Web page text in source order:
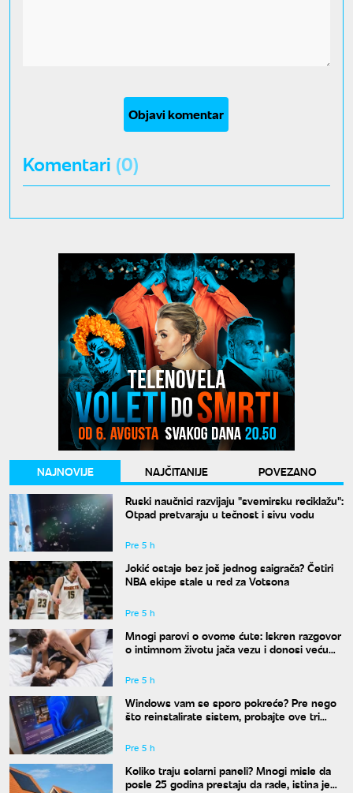
Objavi komentar
Komentari (0)
NAJNOVIJE NAJČITANIJE
POVEZANO
Ruski naučnici razvijaju "svemirsku reciklažu":
Otpad pretvaraju u tečnost i sivu vodu
Pre 5 h
Jokić ostaje bez još jednog saigrača? Četiri
NBA ekipe stale u red za Votsona
Pre 5 h
Mnogi parovi o ovome ćute: Iskren razgovor
o intimnom životu jača vezu i donosi veću
Pre 5 h
Windows vam se sporo pokreće? Pre nego
što reinstalirate sistem, probajte ove tri
Pre 5 h
Koliko traju solarni paneli? Mnogi misle da
posle 25 godina prestaju da rade, istina je